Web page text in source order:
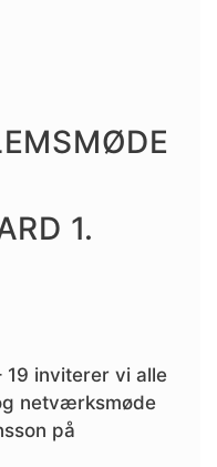
1.
19 inviterer vi alle
netværksmøde
på